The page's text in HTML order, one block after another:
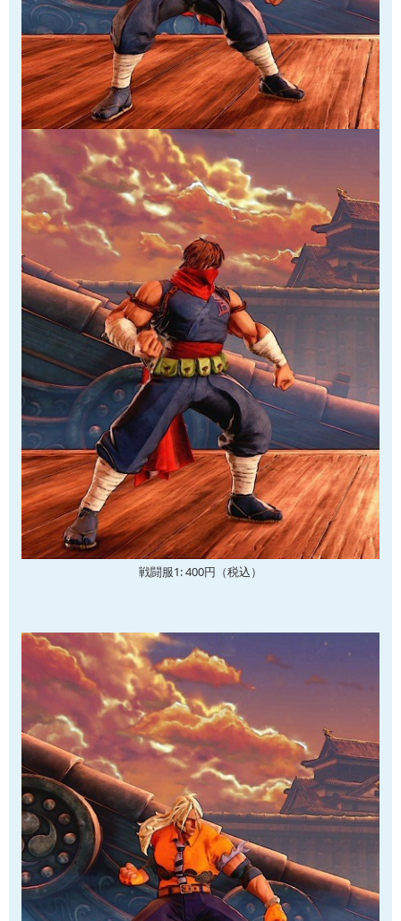
戦闘服1: 400円（税込）